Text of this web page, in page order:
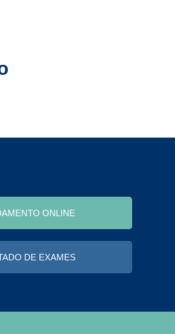
ONLINE
DE EXAMES